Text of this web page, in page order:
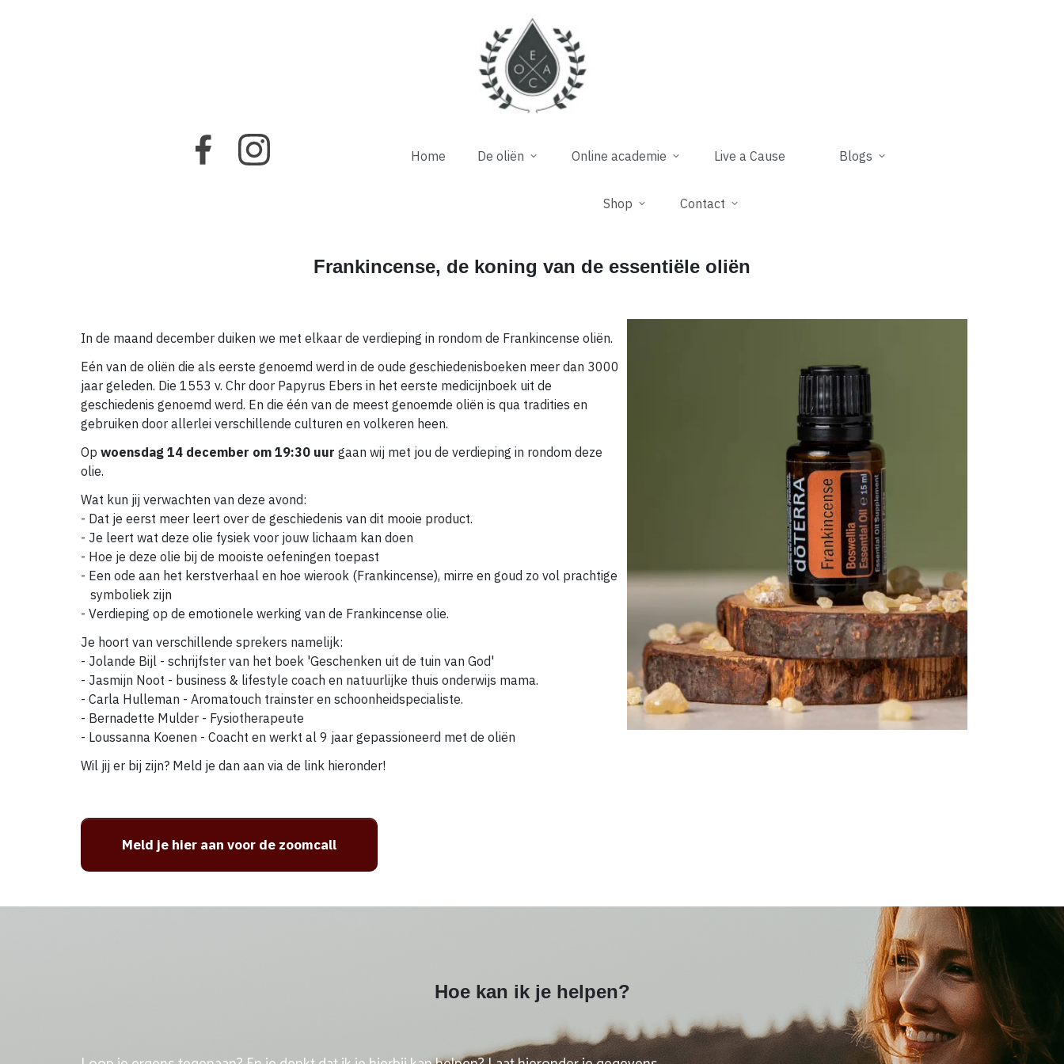
Home De oliën Online academie Live a Cause Blogs
Shop Contact
Frankincense, de koning van de essentiële oliën
In de maand december duiken we met elkaar de verdieping in rondom de Frankincense oliën.
Eén van de oliën die als eerste genoemd werd in de oude geschiedenisboeken meer dan 3000
jaar geleden. Die 1553 v. Chr door Papyrus Ebers in het eerste medicijnboek uit de
geschiedenis genoemd werd. En die één van de meest genoemde oliën is qua tradities en
gebruiken door allerlei verschillende culturen en volkeren heen.
Op woensdag 14 december om 19:30 uur gaan wij met jou de verdieping in rondom deze
olie.
Wat kun jij verwachten van deze avond:
- Dat je eerst meer leert over de geschiedenis van dit mooie product.
- Je leert wat deze olie fysiek voor jouw lichaam kan doen
- Hoe je deze olie bij de mooiste oefeningen toepast
- Een ode aan het kerstverhaal en hoe wierook (Frankincense), mirre en goud zo vol prachtige
symboliek zijn
- Verdieping op de emotionele werking van de Frankincense olie.
Je hoort van verschillende sprekers namelijk:
- Jolande Bijl - schrijfster van het boek 'Geschenken uit de tuin van God'
- Jasmijn Noot - business & lifestyle coach en natuurlijke thuis onderwijs mama.
- Carla Hulleman - Aromatouch trainster en schoonheidspecialiste.
- Bernadette Mulder - Fysiotherapeute
- Loussanna Koenen - Coacht en werkt al 9 jaar gepassioneerd met de oliën
Wil jij er bij zijn? Meld je dan aan via de link hieronder!
Meld je hier aan voor de zoomcall
Hoe kan ik je helpen?